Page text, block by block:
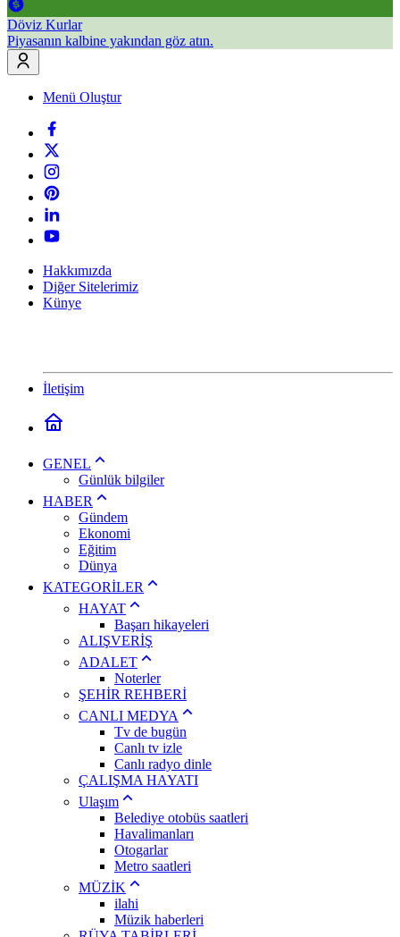
Döviz Kurlar
Piyasanın kalbine yakından göz atın.
Menü Oluştur
Hakkımızda
Diğer Sitelerimiz
Künye
İletişim
GENEL
Günlük bilgiler
HABER
Gündem
Ekonomi
Eğitim
Dünya
KATEGORİLER
HAYAT
Başarı hikayeleri
ALIŞVERİŞ
ADALET
Noterler
ŞEHİR REHBERİ
CANLI MEDYA
Tv de bugün
Canlı tv izle
Canlı radyo dinle
ÇALIŞMA HAYATI
Ulaşım
Belediye otobüs saatleri
Havalimanları
Otogarlar
Metro saatleri
MÜZİK
ilahi
Müzik haberleri